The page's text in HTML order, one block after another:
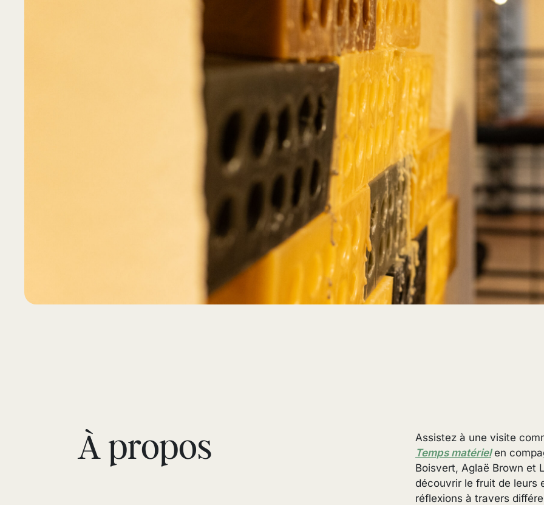
À propos
Assistez à une visite
Temps matérielen
Boisvert, Aglaë Brown et
découvrir le fruit de leurs
réflexions à travers